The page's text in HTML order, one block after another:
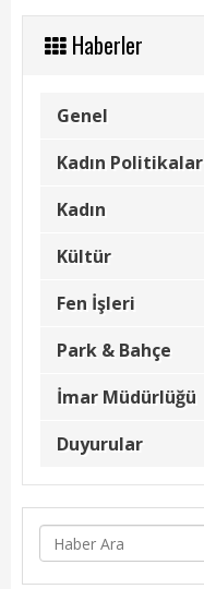
Başkanın Albümü
Projeler
Tamamlanan Projeler
Devam Eden Projeler
Planlanan Projeler
Kültür
Fen İşleri
Haberler
Genel
Kadın Politikalar
Kadın
Kültür
Fen İşleri
Park & Bahçe
İmar Müdürlüğü
Duyurular